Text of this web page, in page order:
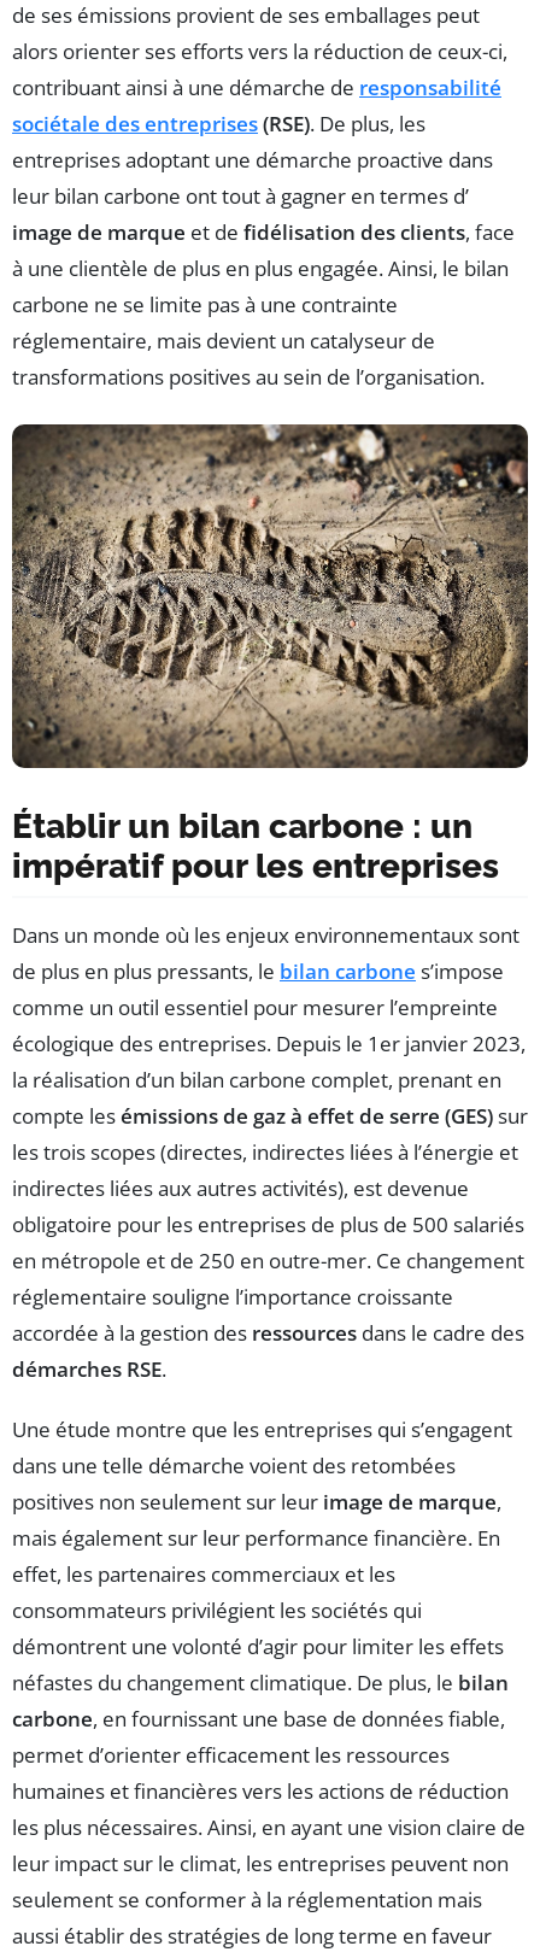
de ses émissions provient de ses emballages peut
alors orienter ses efforts vers la réduction de ceux-ci,
contribuant ainsi à une démarche de responsabilité
sociétale des entreprises(RSE). De plus, les
entreprises adoptant une démarche proactive dans
leur bilan carbone ont tout à gagner en termes d’
image de marque et de fidélisation des clients, face
à une clientèle de plus en plus engagée. Ainsi, le bilan
carbone ne se limite pas à une contrainte
réglementaire, mais devient un catalyseur de
transformations positives au sein de l’organisation.
Établir un bilan carbone : un
impératif pour les entreprises
Dans un monde où les enjeux environnementaux sont
de plus en plus pressants, le bilan carbone s’impose
comme un outil essentiel pour mesurer l’empreinte
écologique des entreprises. Depuis le 1er janvier 2023,
la réalisation d’un bilan carbone complet, prenant en
compte lesémissions de gaz à effet de serre (GES)sur
les trois scopes (directes, indirectes liées à l’énergie et
indirectes liées aux autres activités), est devenue
obligatoire pour les entreprises de plus de 500 salariés
en métropole et de 250 en outre-mer. Ce changement
réglementaire souligne l’importance croissante
accordée à la gestion des ressources dans le cadre des
démarches RSE.
Une étude montre que les entreprises qui s’engagent
dans une telle démarche voient des retombées
positives non seulement sur leur image de marque,
mais également sur leur performance financière. En
effet, les partenaires commerciaux et les
consommateurs privilégient les sociétés qui
démontrent une volonté d’agir pour limiter les effets
néfastes du changement climatique. De plus, le bilan
carbone, en fournissant une base de données fiable,
permet d’orienter efficacement les ressources
humaines et financières vers les actions de réduction
les plus nécessaires. Ainsi, en ayant une vision claire de
leur impact sur le climat, les entreprises peuvent non
seulement se conformer à la réglementation mais
aussi établir des stratégies de long terme en faveur